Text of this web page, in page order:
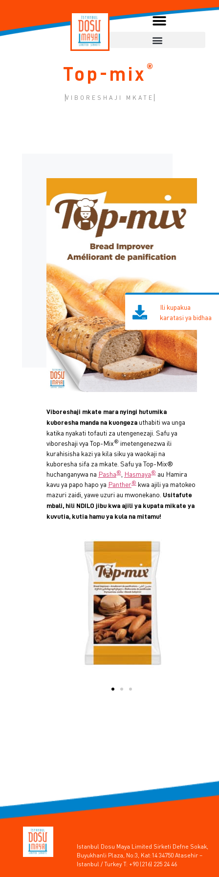
Top-mix ®
VIBORESHAJI MKATE
Viboreshaji mkate mara nyingi hutumika
kuboresha manda na kuongezauthabiti wa unga
katika nyakati tofauti za utengenezaji. Safu ya
viboreshaji vya Top-Mix® imetengenezwa ili
kurahisisha kazi ya kila siku ya waokaji na
kuboresha sifa za mkate. Safu ya Top-Mix®
huchanganywa na Pasha®, Hasmaya®au Hamira
kavu ya papo hapo ya Panther®kwa ajili ya matokeo
mazuri zaidi, yawe uzuri au mwonekano. Usitafute
mbali, hili NDILO jibu kwa ajili ya kupata mikate ya
kuvutia, kutia hamu ya kula na mitamu!
Ili kupakua
karatasi ya bidhaa
Istanbul Dosu Maya Limited Sirketi Defne Sokak,
Buyukhanli Plaza, No:3, Kat:14 34750 Atasehir –
Istanbul / Turkey T: +90 (216) 225 24 46